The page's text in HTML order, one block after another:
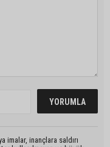
imalar, inançlara saldırı